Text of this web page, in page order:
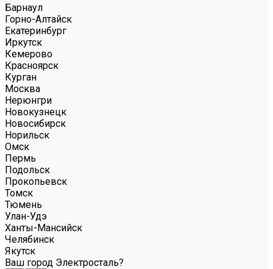
Барнаул
Горно-Алтайск
Екатеринбург
Иркутск
Кемерово
Красноярск
Курган
Москва
Нерюнгри
Новокузнецк
Новосибирск
Норильск
Омск
Пермь
Подольск
Прокопьевск
Томск
Тюмень
Улан-Удэ
Ханты-Мансийск
Челябинск
Якутск
Ваш город Электросталь?